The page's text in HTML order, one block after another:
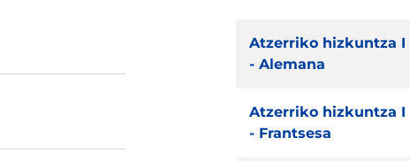
Atzerriko hizkuntza I
- Alemana
Atzerriko hizkuntza I
- Frantsesa